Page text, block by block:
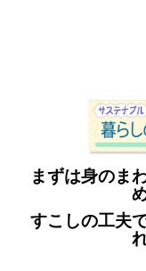
まずは身のま
すこしの工夫